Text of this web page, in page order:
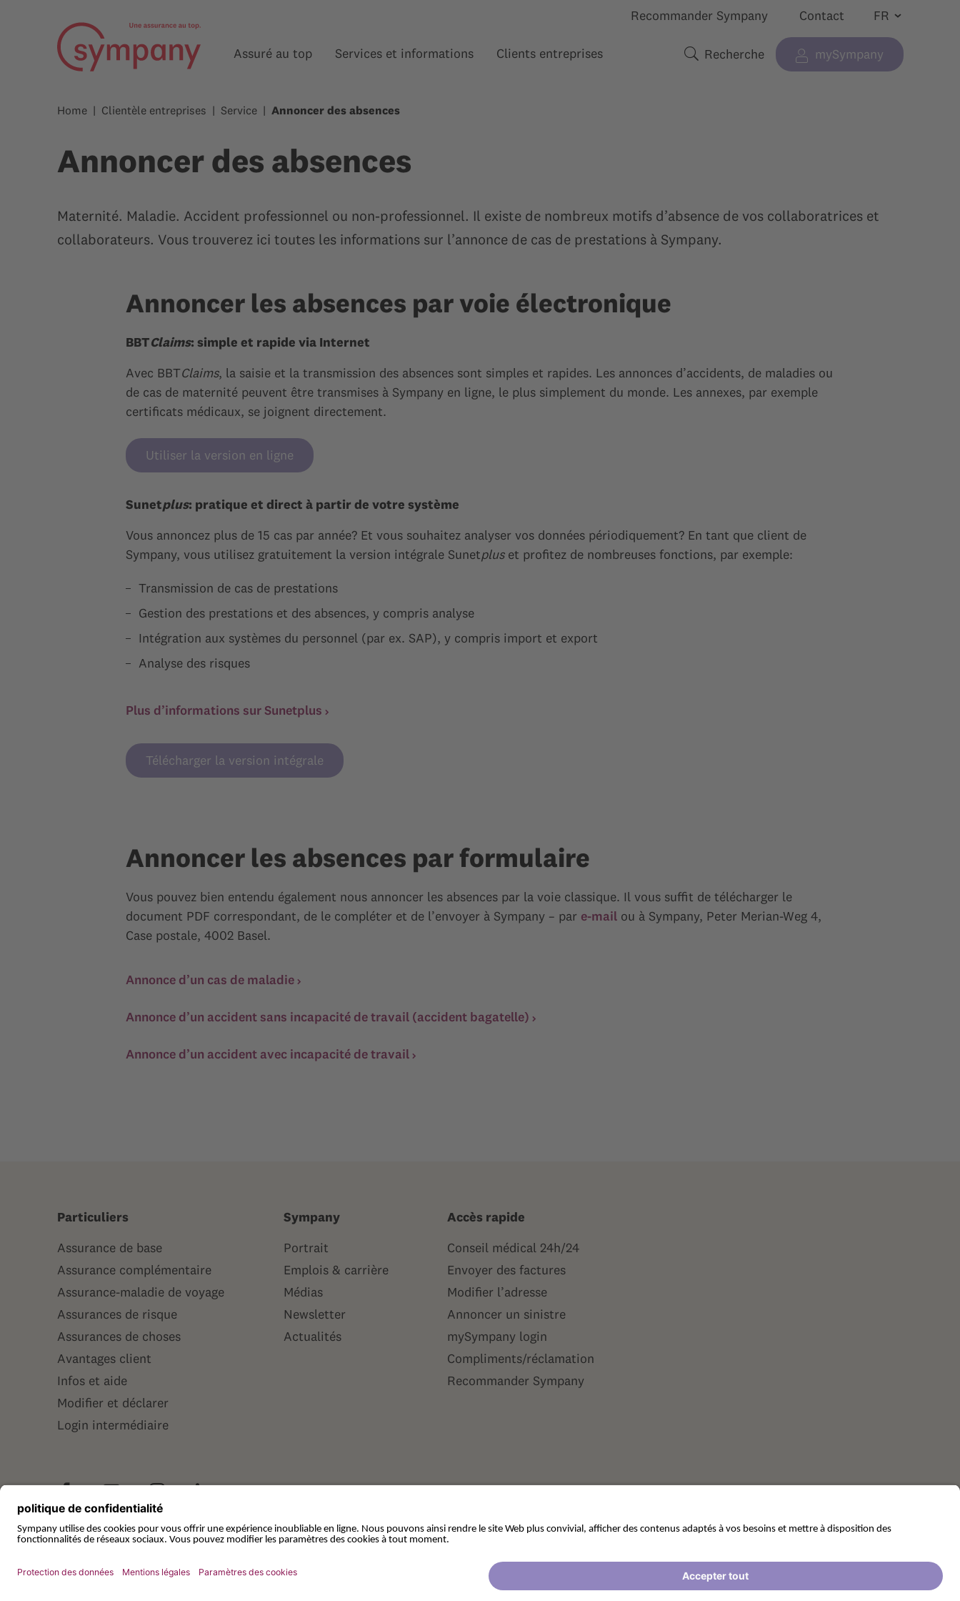
Recommander Sympany Contact
Assuré au top Afficher le sous-menu pour “”
Services et informations Afficher le sous-menu pour “”
Clients entreprises Afficher le sous-menu pour “”
Termes de recherche
Recherche mySympany
Home Clientèle entreprises Service Annoncer des absences
Annoncer des absences
Maternité. Maladie. Accident professionnel ou non-professionnel. Il existe de nombreux motifs d’absence de vos collaboratrices et
collaborateurs. Vous trouverez ici toutes les informations sur l’annonce de cas de prestations à Sympany.
Annoncer les absences par voie électronique
BBTClaims: simple et rapide via Internet
Avec BBTClaims, la saisie et la transmission des absences sont simples et rapides. Les annonces d’accidents, de maladies ou
de cas de maternité peuvent être transmises à Sympany en ligne, le plus simplement du monde. Les annexes, par exemple
certificats médicaux, se joignent directement.
Utiliser la version en ligne
Sunetplus: pratique et direct à partir de votre système
Vous annoncez plus de 15 cas par année? Et vous souhaitez analyser vos données périodiquement? En tant que client de
Sympany, vous utilisez gratuitement la version intégrale Sunetpluset profitez de nombreuses fonctions, par exemple:
Transmission de cas de prestations
Gestion des prestations et des absences, y compris analyse
Intégration aux systèmes du personnel (par ex. SAP), y compris import et export
Analyse des risques
Plus d’informations sur Sunetplus
Télécharger la version intégrale
Annoncer les absences par formulaire
Vous pouvez bien entendu également nous annoncer les absences par la voie classique. Il vous suffit de télécharger le
document PDF correspondant, de le compléter et de l’envoyer à Sympany – par e-mail ou à Sympany, Peter Merian-Weg 4,
Case postale, 4002 Basel.
Annonce d’un cas de maladie
Annonce d’un accident sans incapacité de travail (accident bagatelle)
Annonce d’un accident avec incapacité de travail
Particuliers
Assurance de base
Assurance complémentaire
Assurance-maladie de voyage
Assurances de risque
Assurances de choses
Avantages client
Infos et aide
Modifier et déclarer
Login intermédiaire
Sympany
Portrait
Emplois & carrière
Médias
Newsletter
Actualités
Accès rapide
Conseil médical 24h/24
Envoyer des factures
Modifier l’adresse
Annoncer un sinistre
mySympany login
Compliments/réclamation
Recommander Sympany
Services AG
Paramètres des cookies